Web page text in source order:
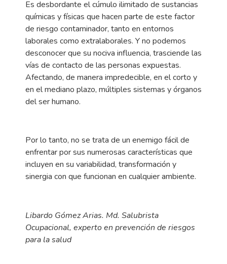
Es desbordante el cúmulo ilimitado de sustancias
químicas y físicas que hacen parte de este factor
de riesgo contaminador, tanto en entornos
laborales como extralaborales. Y no podemos
desconocer que su nociva influencia, trasciende las
vías de contacto de las personas expuestas.
Afectando, de manera impredecible, en el corto y
en el mediano plazo, múltiples sistemas y órganos
del ser humano.
Por lo tanto, no se trata de un enemigo fácil de
enfrentar por sus numerosas características que
incluyen en su variabilidad, transformación y
sinergia con que funcionan en cualquier ambiente.
Libardo Gómez Arias. Md. Salubrista
Ocupacional, experto en prevención de riesgos
para la salud